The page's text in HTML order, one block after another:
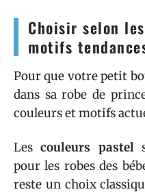
Choisir selon
motifs
Pour que votre petit
dans sa robe de
couleurs et motifs
Lescouleurs pastel
pour les robes des
reste un choix